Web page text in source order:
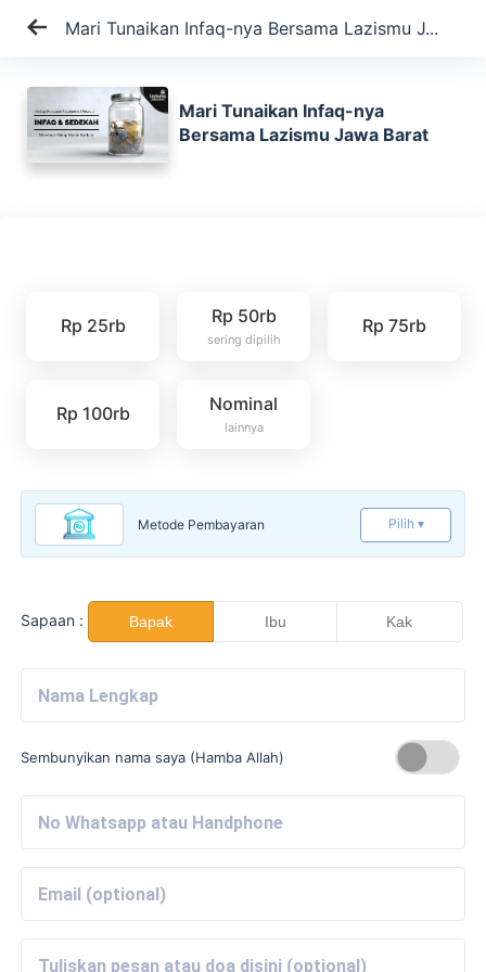
Mari Tunaikan Infaq-nya Bersama Lazismu J...
Mari Tunaikan Infaq-nya
Bersama Lazismu Jawa Barat
Rp 25rb Rp 50rb
sering dipilih
Rp 75rb
Rp 100rb Nominal
lainnya
Metode Pembayaran Pilih ▾
Sapaan : Bapak Ibu Kak
Sembunyikan nama saya (Hamba Allah)